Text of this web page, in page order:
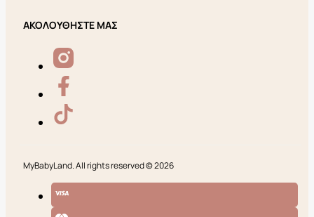
ΑΚΟΛΟΥΘΗΣΤΕ ΜΑΣ
MyBabyLand. All rights reserved © 2026